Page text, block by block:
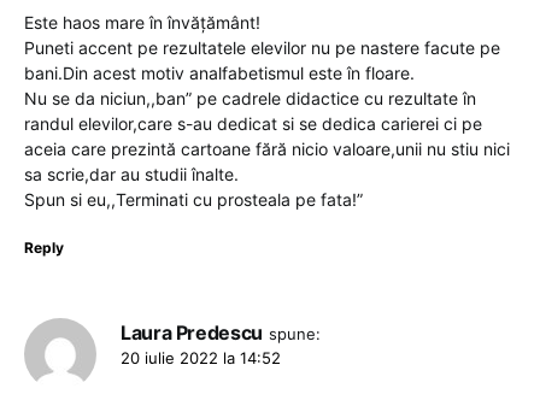
Este haos mare în învățământ!
Puneti accent pe rezultatele elevilor nu pe nastere facute pe
bani.Din acest motiv analfabetismul este în floare.
Nu se da niciun,,ban” pe cadrele didactice cu rezultate în
randul elevilor,care s-au dedicat si se dedica carierei ci pe
aceia care prezintă cartoane fără nicio valoare,unii nu stiu nici
sa scrie,dar au studii înalte.
Spun si eu,,Terminati cu prosteala pe fata!”
Reply
Laura Predescu spune:
20 iulie 2022 la 14:52